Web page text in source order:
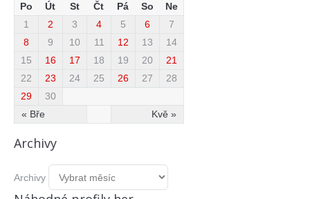
Po
Út St Čt Pá So Ne
« Bře Kvě »
1 2 3 4 5 6
7
8
9 10 11 12 13
14
15
16 17 18 19 20
21
22
23 24 25 26 27
28
29
30
Archivy
Archivy